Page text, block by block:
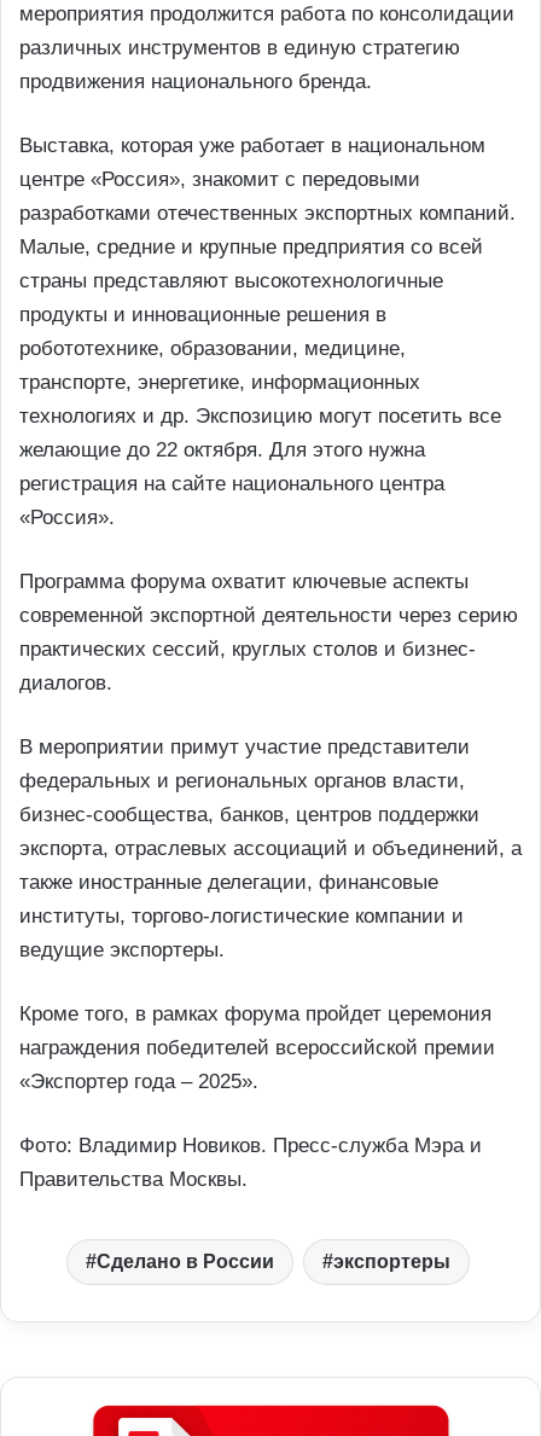
мероприятия продолжится работа по консолидации
различных инструментов в единую стратегию
продвижения национального бренда.
Выставка, которая уже работает в национальном
центре «Россия», знакомит с передовыми
разработками отечественных экспортных компаний.
Малые, средние и крупные предприятия со всей
страны представляют высокотехнологичные
продукты и инновационные решения в
робототехнике, образовании, медицине,
транспорте, энергетике, информационных
технологиях и др. Экспозицию могут посетить все
желающие до 22 октября. Для этого нужна
регистрация на сайте национального центра
«Россия».
Программа форума охватит ключевые аспекты
современной экспортной деятельности через серию
практических сессий, круглых столов и бизнес-
диалогов.
В мероприятии примут участие представители
федеральных и региональных органов власти,
бизнес-сообщества, банков, центров поддержки
экспорта, отраслевых ассоциаций и объединений, а
также иностранные делегации, финансовые
институты, торгово-логистические компании и
ведущие экспортеры.
Кроме того, в рамках форума пройдет церемония
награждения победителей всероссийской премии
«Экспортер года – 2025».
Фото: Владимир Новиков. Пресс-служба Мэра и
Правительства Москвы.
Сделано в России экспортеры